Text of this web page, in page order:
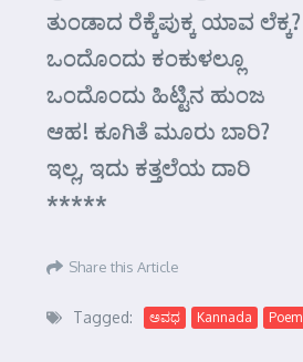
ತುಂಡಾದ ರೆಕ್ಕೆಪುಕ್ಕ ಯಾವ ಲೆಕ್ಕ?
ಒಂದೊಂದು ಕಂಕುಳಲ್ಲೂ
ಒಂದೊಂದು ಹಿಟ್ಟಿನ ಹುಂಜ
ಆಹ! ಕೂಗಿತೆ ಮೂರು ಬಾರಿ?
ಇಲ್ಲ, ಇದು ಕತ್ತಲೆಯ ದಾರಿ
*****
Share this Article
Tagged: ಅವಧ Kannada Poem